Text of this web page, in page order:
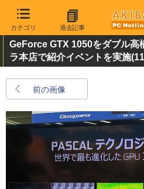
カテゴリ 過去記事
GeForce GTX 1050をダブル高
ラ本店で紹介イベントを実施
前の画像